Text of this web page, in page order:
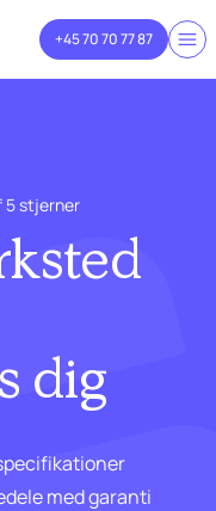
+45 70 70 77 87
5 stjerner
dig
med garanti